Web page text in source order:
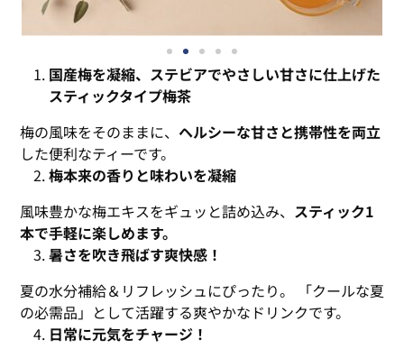
国産梅を凝縮、ステビアでやさしい甘さに仕上げた
スティックタイプ梅茶
梅の風味をそのままに、 ヘルシーな甘さと携帯性を両立
した便利なティーです。
梅本来の香りと味わいを凝縮
風味豊かな梅エキスをギュッと詰め込み、 スティック1
本で手軽に楽しめます。
暑さを吹き飛ばす爽快感！
夏の水分補給＆リフレッシュにぴったり。 「クールな夏
の必需品」として活躍する爽やかなドリンクです。
日常に元気をチャージ！